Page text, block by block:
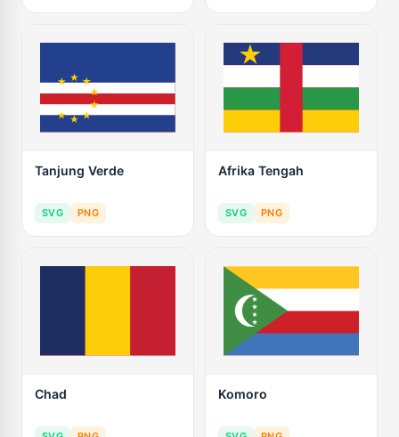
Tanjung Verde
SVG PNG
Afrika Tengah
SVG PNG
Chad Komoro